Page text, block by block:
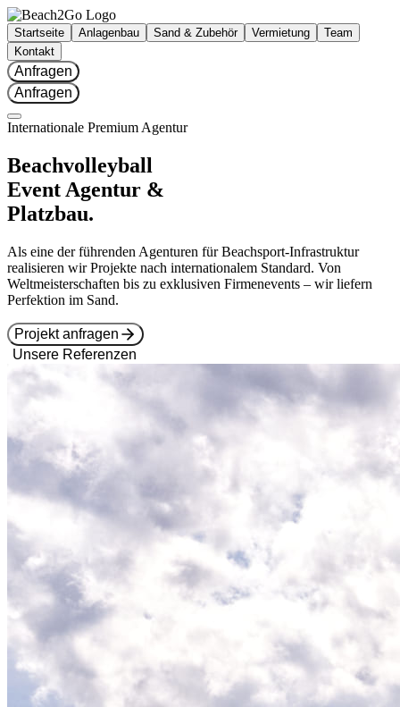
Startseite Anlagenbau Sand & Zubehör Vermietung
Team
Kontakt
Anfragen
Anfragen
Internationale Premium Agentur
Beachvolleyball
Event Agentur &
Platzbau.
Als eine der führenden Agenturen für Beachsport-Infrastruktur
realisieren wir Projekte nach internationalem Standard. Von
Weltmeisterschaften bis zu exklusiven Firmenevents – wir liefern
Perfektion im Sand.
Projekt anfragen
Unsere Referenzen